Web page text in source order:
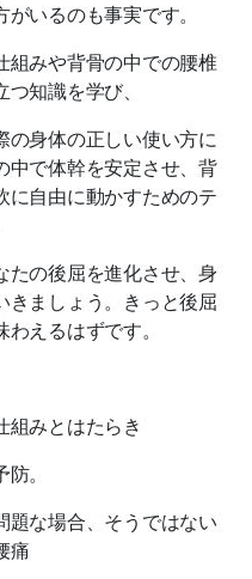
いるのも事実です。
組みや背骨の中での腰椎
知識を学び、
の身体の正しい使い方に
中で体幹を安定させ、背
に自由に動かすためのテ
たの後屈を進化させ、身
きましょう。きっと後屈
えるはずです。
組みとはたらき
。
題な場合、そうではない
痛